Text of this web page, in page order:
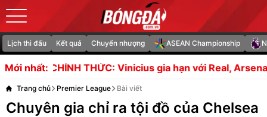
Lịch thi đấu Kết quả Chuyển nhượng ASEAN Championship
Mới nhất:
Vinicius gia hạn với Real, Arsenal vỡ mộng bom tấn
Trang chủ Premier League Bài viết
Chuyên gia chỉ ra tội đồ của Chelsea